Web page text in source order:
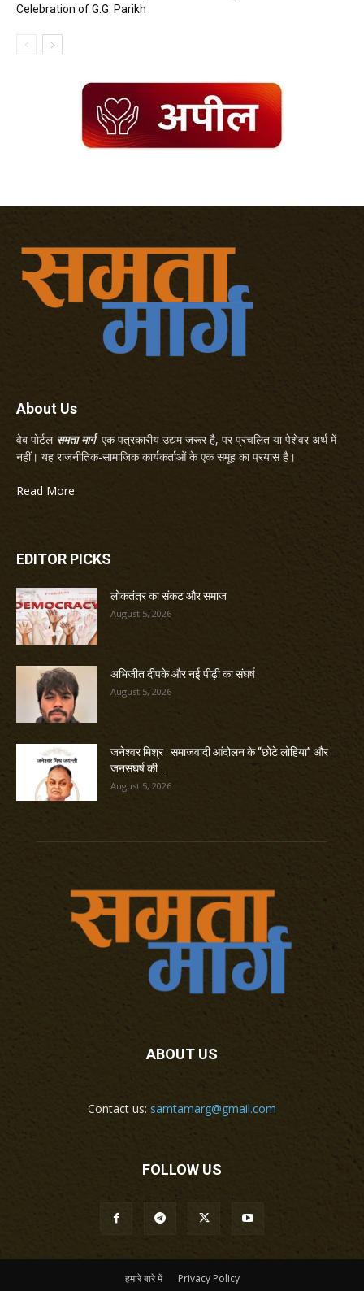
Celebration of G.G. Parikh
About Us
वेब पोर्टल समता मार्गएक पत्रकारीय उद्यम जरूर है, पर प्रचलित या पेशेवर अर्थ में
नहीं। यह राजनीतिक-सामाजिक कार्यकर्ताओं के एक समूह का प्रयास है।
Read More
EDITOR PICKS
लोकतंत्र का संकट और समाज
August 5, 2026
अभिजीत दीपके और नई पीढ़ी का संघर्ष
August 5, 2026
जनेश्वर मिश्र : समाजवादी आंदोलन के “छोटे लोहिया” और
जनसंघर्ष की...
August 5, 2026
ABOUT US
Contact us: samtamarg@gmail.com
FOLLOW US
हमारे बारे में Privacy Policy